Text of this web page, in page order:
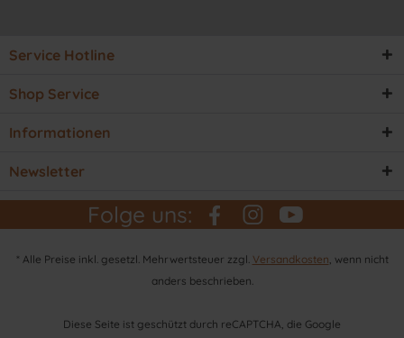
Service Hotline
Shop Service
Informationen
Newsletter
Folge uns:
* Alle Preise inkl. gesetzl. Mehrwertsteuer zzgl. Versandkosten , wenn nicht
anders beschrieben.
Diese Seite ist geschützt durch reCAPTCHA, die Google